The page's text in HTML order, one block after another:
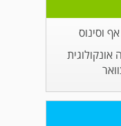
וסינוס
אונקולוגית